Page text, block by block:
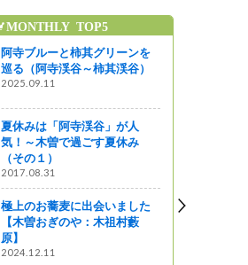
MONTHLY TOP5
阿寺ブルーと柿其グリーンを
巡る（阿寺渓谷～柿其渓谷）
2025.09.11
夏休みは「阿寺渓谷」が人
気！～木曽で過ごす夏休み
（その１）
2017.08.31
極上のお蕎麦に出会いました
【木曽おぎのや：木祖村藪
原】
2024.12.11